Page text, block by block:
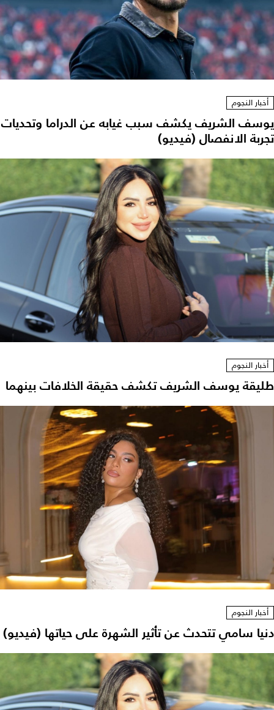
أخبار النجوم
يوسف الشريف يكشف سبب غيابه عن الدراما وتحديات
تجربة الانفصال (فيديو)
أخبار النجوم
طليقة يوسف الشريف تكشف حقيقة الخلافات بينهما
أخبار النجوم
دنيا سامي تتحدث عن تأثير الشهرة على حياتها (فيديو)